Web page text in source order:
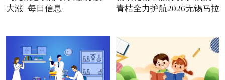
大涨_每日信息
青桔全力护航2026无锡马拉